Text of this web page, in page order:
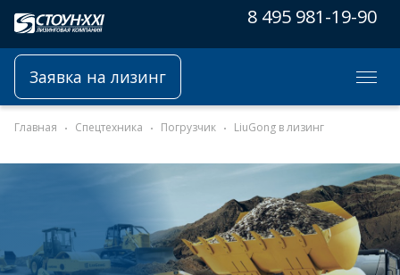
8 495 981-19-90
Заявка на лизинг
Главная Спецтехника Погрузчик LiuGong в лизинг